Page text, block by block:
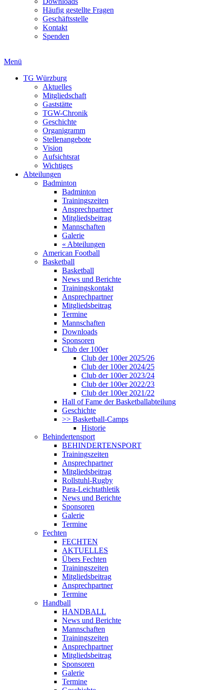
Häufig gestellte Fragen
Geschäftsstelle
Kontakt
Spenden
Menü
TG Würzburg
Aktuelles
Mitgliedschaft
Gaststätte
TGW-Chronik
Geschichte
Organigramm
Stellenangebote
Vision
Aufsichtsrat
Wichtiges
Abteilungen
Badminton
Badminton
Trainingszeiten
Ansprechpartner
Mitgliedsbeitrag
Mannschaften
Galerie
« Abteilungen
American Football
Basketball
Basketball
News und Berichte
Trainingskontakt
Ansprechpartner
Mitgliedsbeitrag
Termine
Mannschaften
Downloads
Sponsoren
Club der 100er
Club der 100er 2025/26
Club der 100er 2024/25
Club der 100er 2023/24
Club der 100er 2022/23
Club der 100er 2021/22
Hall of Fame der Basketballabteilung
Geschichte
>> Basketball-Camps
Historie
Behindertensport
BEHINDERTENSPORT
Trainingszeiten
Ansprechpartner
Mitgliedsbeitrag
Rollstuhl-Rugby
Para-Leichtathletik
News und Berichte
Sponsoren
Galerie
Termine
Fechten
FECHTEN
AKTUELLES
Übers Fechten
Trainingszeiten
Mitgliedsbeitrag
Ansprechpartner
Termine
Handball
HANDBALL
News und Berichte
Mannschaften
Trainingszeiten
Ansprechpartner
Mitgliedsbeitrag
Sponsoren
Galerie
Termine